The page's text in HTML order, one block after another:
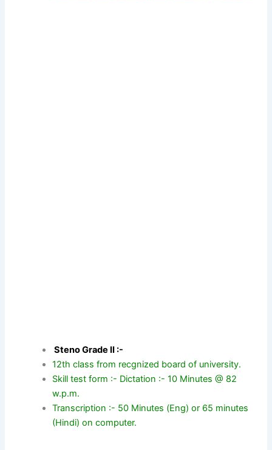
Steno Grade II :-
12th class from recgnized board of university.
Skill test form :- Dictation :- 10 Minutes @ 82
w.p.m.
Transcription :- 50 Minutes (Eng) or 65 minutes
(Hindi) on computer.